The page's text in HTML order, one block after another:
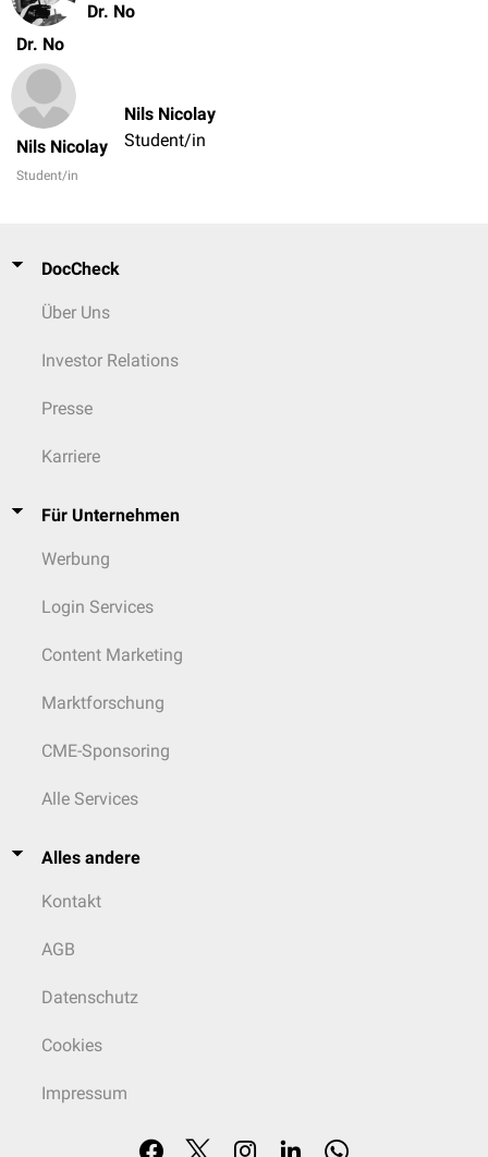
Dr. No
Dr. No
Nils Nicolay
Student/in
Nils Nicolay
Student/in
DocCheck
Über Uns
Investor Relations
Presse
Karriere
Für Unternehmen
Werbung
Login Services
Content Marketing
Marktforschung
CME-Sponsoring
Alle Services
Alles andere
Kontakt
AGB
Datenschutz
Cookies
Impressum